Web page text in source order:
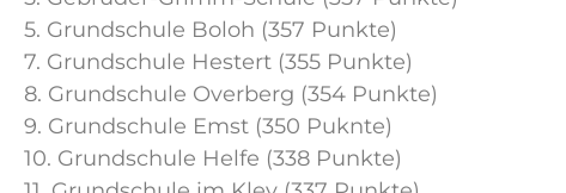
5. Grundschule Boloh (357 Punkte)
7. Grundschule Hestert (355 Punkte)
8. Grundschule Overberg (354 Punkte)
9. Grundschule Emst (350 Puknte)
10. Grundschule Helfe (338 Punkte)